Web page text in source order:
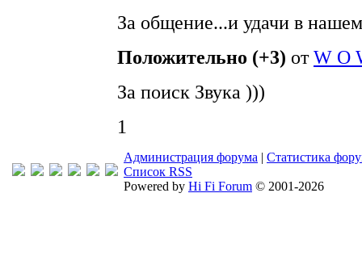
За общение...и удачи в
Положительно (+3) отW O
За поиск Звука )))
1
Администрация форума | Статистика
Список RSS
Powered by Hi Fi Forum © 2001-2026